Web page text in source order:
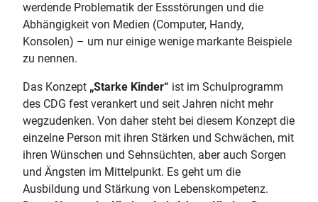
werdende Problematik der Essstörungen und die
Abhängigkeit von Medien (Computer, Handy,
Konsolen) – um nur einige wenige markante Beispiele
zu nennen.
Das Konzept „Starke Kinder“ ist im Schulprogramm
des CDG fest verankert und seit Jahren nicht mehr
wegzudenken. Von daher steht bei diesem Konzept die
einzelne Person mit ihren Stärken und Schwächen, mit
ihren Wünschen und Sehnsüchten, aber auch Sorgen
und Ängsten im Mittelpunkt. Es geht um die
Ausbildung und Stärkung von Lebenskompetenz.